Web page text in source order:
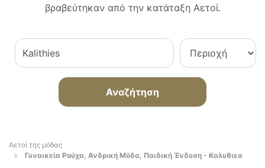
βραβεύτηκαν από την κατάταξη Αετοί.
Αναζήτηση
Αετοί της μόδας
Γυναικεία Ρούχα, Ανδρική Μόδα, Παιδική Ένδυση - Καλυθιεσ